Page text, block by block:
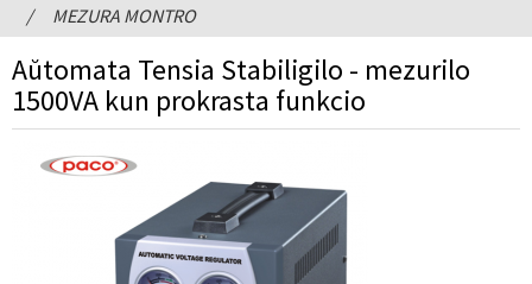
MEZURA MONTRO
Aŭtomata Tensia Stabiligilo - mezurilo
1500VA kun prokrasta funkcio